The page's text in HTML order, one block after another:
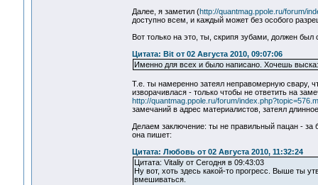
Далее, я заметил (http://quantmag.ppole.ru/forum/
доступно всем, и каждый может без особого
Вот только на это, ты, скрипя зубами, должен был
Цитата: Bit от 02 Августа 2010, 09:07:06
Именно для всех и было написано. Хочешь
Т.е. ты намеренно затеял неправомерную свару,
изворачивлася - только чтобы не ответить на
http://quantmag.ppole.ru/forum/
замечаний в адрес материалистов, затеял
Делаем заключение: ты не правильный пацан -
она пишет:
Цитата: Любовь от 02 Августа 2010, 11:32:24
Цитата: Vitaliy от Сегодня в 09:43:03
Ну вот, хоть здесь какой-то прогресс. Выше ты
вмешиваться.